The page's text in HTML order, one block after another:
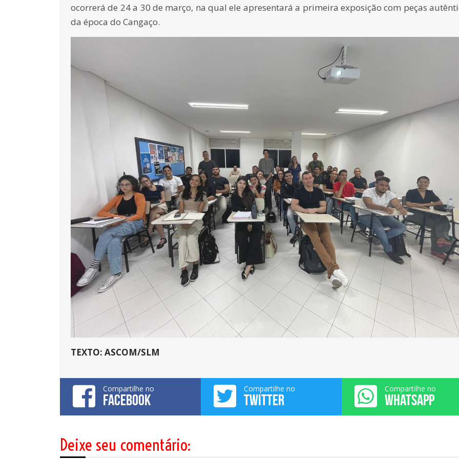
ocorrerá de 24 a 30 de março, na qual ele apresentará a primeira exposição com peças
da época do Cangaço.
TEXTO: ASCOM/SLM
Compartilhe no
FACEBOOK
Compartilhe no
TWITTER
Compartilhe no
WHATSAPP
Deixe seu comentário: